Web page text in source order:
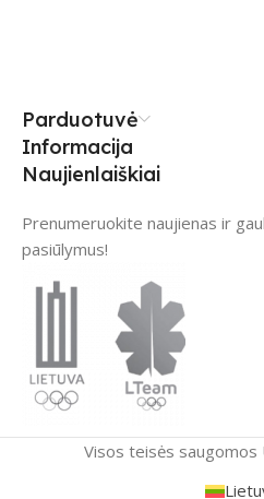
Parduotuvė
Informacija
Naujienlaiškiai
Prenumeruokite naujienas ir
pasiūlymus!
Visos teisės saugomos